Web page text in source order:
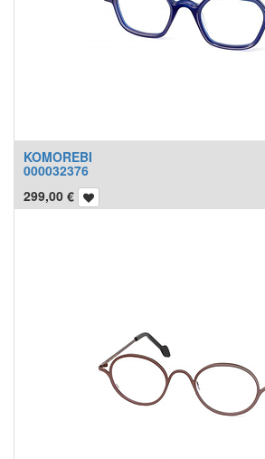
KOMOREBI
000032376
299,00 €